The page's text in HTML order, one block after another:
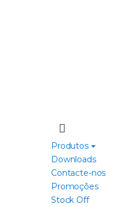
Produtos
Downloads
Contacte-nos
Promoções
Stock Off